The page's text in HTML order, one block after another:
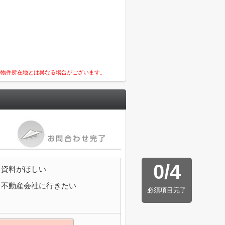
件所在地とは異なる場合がございます。
0/4
必須項目完了
資料がほしい
不動産会社に行きたい